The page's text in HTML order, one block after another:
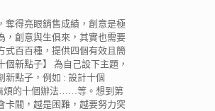
奪得亮眼銷售成績，創意是極
，創意與生俱來，其實也需要
式百百種，提供四個有效且簡
個新點子】 為自己設下主題，
新點子，例如 : 設計十個
煩的十個辦法……等。想到第
卡關，越是困難，越要努力突